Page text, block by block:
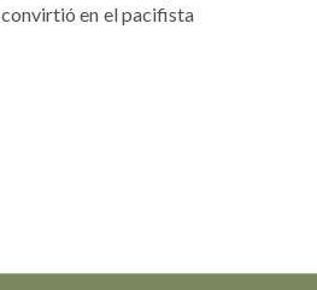
convirtió en el pacifista